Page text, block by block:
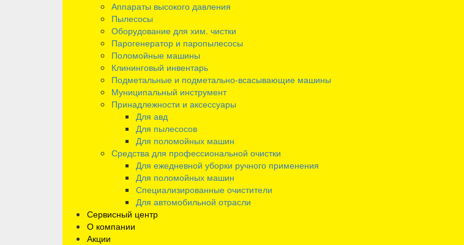
Аппараты высокого давления
Пылесосы
Оборудование для хим. чистки
Парогенератор и паропылесосы
Поломойные машины
Клининговый инвентарь
Подметальные и подметально-всасывающие машины
Муниципальный инструмент
Принадлежности и аксессуары
Для авд
Для пылесосов
Для поломойных машин
Средства для профессиональной очистки
Для ежедневной уборки ручного применения
Для поломойных машин
Специализированные очистители
Для автомобильной отрасли
Сервисный центр
О компании
Акции